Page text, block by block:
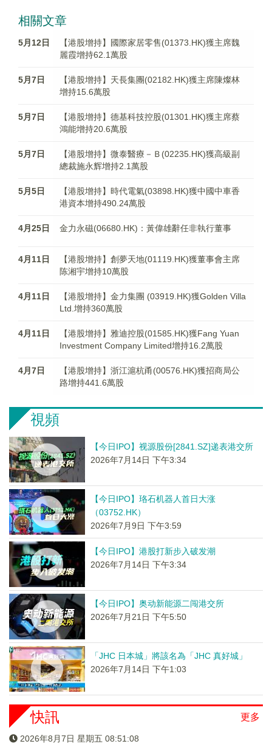
相關文章
5月12日
【港股增持】國際家居零售(01373.HK)獲主席魏
麗霞增持62.1萬股
5月7日
【港股增持】天長集團(02182.HK)獲主席陳燦林
增持15.6萬股
5月7日
【港股增持】德基科技控股(01301.HK)獲主席蔡
鴻能增持20.6萬股
5月7日
【港股增持】微泰醫療－Ｂ(02235.HK)獲高級副
總裁施永辉增持2.1萬股
5月5日
【港股增持】時代電氣(03898.HK)獲中國中車香
港資本增持490.24萬股
4月25日 金力永磁(06680.HK)：黃偉雄辭任非執行董事
4月11日
【港股增持】創夢天地(01119.HK)獲董事會主席
陈湘宇增持10萬股
4月11日
【港股增持】金力集團 (03919.HK)獲Golden Villa
Ltd.增持360萬股
4月11日
【港股增持】雅迪控股(01585.HK)獲Fang Yuan
Investment Company Limited增持16.2萬股
4月7日
【港股增持】浙江滬杭甬(00576.HK)獲招商局公
路增持441.6萬股
視頻
【今日IPO】视源股份[2841.SZ]递表港交所
2026年7月14日 下午3:34
【今日IPO】珞石机器人首日大涨
（03752.HK）
2026年7月9日 下午3:59
【今日IPO】港股打新步入破发潮
2026年7月14日 下午3:34
【今日IPO】奥动新能源二闯港交所
2026年7月21日 下午5:50
「JHC 日本城」將該名為「JHC 真好城」
2026年7月14日 下午1:03
更多
快訊
2026年8月7日 星期五 08:51:08